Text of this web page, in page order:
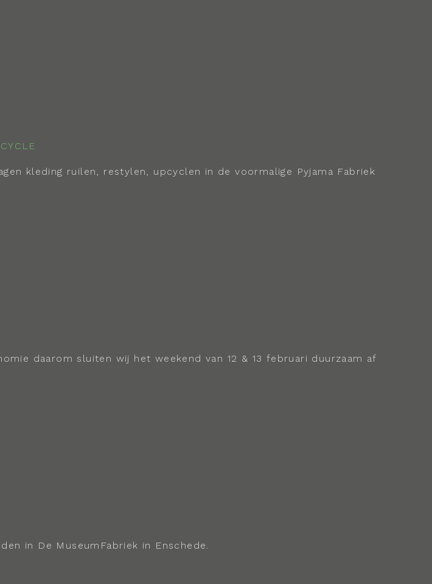
kleding ruilen, restylen, upcyclen in de voormalige Pyjama Fabriek
daarom sluiten wij het weekend van 12 & 13 februari duurzaam af
in De MuseumFabriek in Enschede.